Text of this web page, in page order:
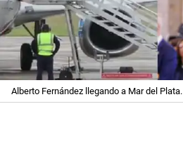
Alberto Fernández llegando a Mar del Plata.